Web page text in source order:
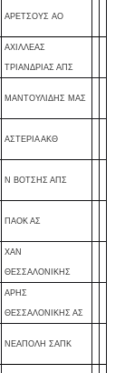
ΑΡΕΤΣΟΥΣ AO
ΑΧΙΛΛΕΑΣ
ΤΡΙΑΝΔΡΙΑΣ ΑΠΣ
ΜΑΝΤΟΥΛΙΔΗΣ ΜΑΣ
ΑΣΤΕΡΙΑ ΑΚΘ
Ν ΒΟΤΣΗΣ ΑΠΣ
ΠΑΟΚ ΑΣ
ΧΑΝ
ΘΕΣΣΑΛΟΝΙΚΗΣ
ΑΡΗΣ
ΘΕΣΣΑΛΟΝΙΚΗΣ ΑΣ
ΝΕΑΠΟΛΗ ΣΑΠΚ